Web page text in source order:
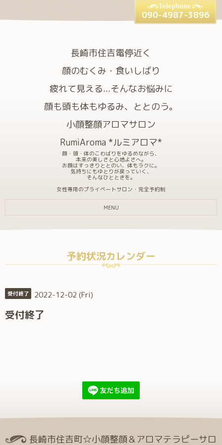
長崎市住吉電停近く
顔のむくみ・食いしばり
疲れて見える...そんなお悩みに
顔も頭も体もゆるみ、ととのう。
小顔整顔アロマサロン
RumiAroma *ルミアロマ*
顔・頭・体のこわばりをゆるめながら、
本来の美しさと心地よさへ。
お顔はすっきりととのい、体もラクに。
気持ちにもゆとりが戻っていく、
そんなひとときを。
女性専用のプライベートサロン・完全予約制
090-4987-3896
MENU
予約状況カレンダー
受付終了 2022-12-02 (Fri)
受付終了
長崎市住吉町☆小顔整顔＆アロマテラピーサロ